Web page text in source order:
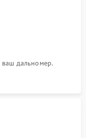
дальномер.